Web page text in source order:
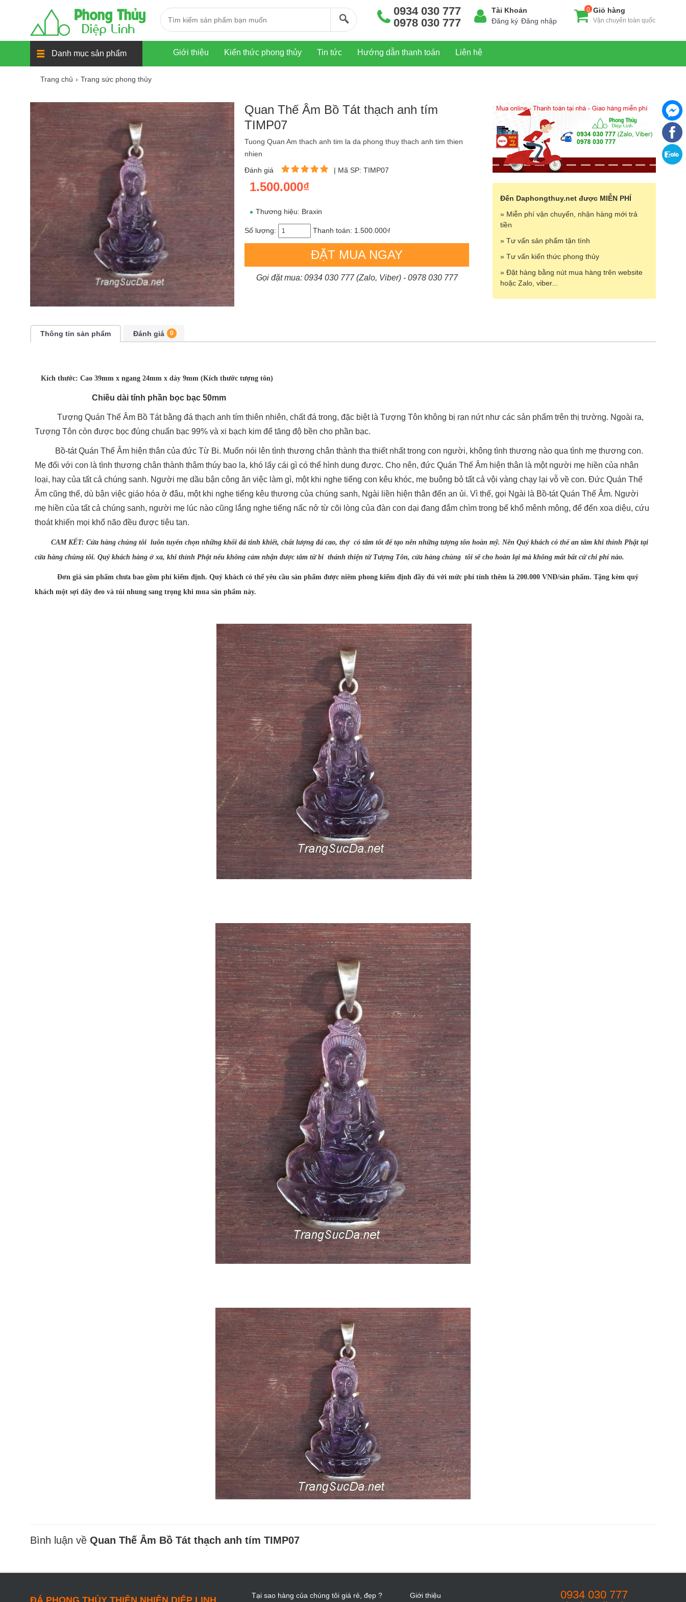
0934 030 777
0978 030 777
Tài Khoản
Đăng ký Đăng nhập
Giỏ hàng
0
Vận chuyển toàn quốc
Danh mục sản phẩm Giới thiệu Kiến thức phong thủy Tin tức Hướng dẫn thanh toán Liên hệ
Trang chủ Trang sức phong thủy
Quan Thế Âm Bồ Tát thạch anh tím
TIMP07
Tuong Quan Am thach anh tim la da phong thuy thach anh tim thien
nhien
Đánh giá
| Mã SP: TIMP07
1.500.000₫
Thương hiệu: Braxin
Số lượng: Thanh toán: 1.500.000₫
ĐẶT MUA NGAY
Gọi đặt mua: 0934 030 777 (Zalo, Viber) - 0978 030 777
Đến Daphongthuy.net được MIỄN PHÍ
» Miễn phí vận chuyển, nhận hàng mới trả
tiền
» Tư vấn sản phẩm tận tình
» Tư vấn kiến thức phong thủy
» Đặt hàng bằng nút mua hàng trên website
hoặc Zalo, viber...
Thông tin sản phẩm Đánh giá 0
Kích thước: Cao 39mm x ngang 24mm x dày 9mm (Kích thước tượng tôn)
Chiều dài tính phần bọc bạc 50mm
Tượng Quán Thế Âm Bồ Tát bằng đá thạch anh tím thiên nhiên, chất đá trong, đặc biệt là Tượng Tôn không bị rạn nứt như các sản phẩm trên thị trường. Ngoài ra,
Tượng Tôn còn được bọc đúng chuẩn bạc 99% và xi bạch kim để tăng độ bền cho phần bạc.
Bồ-tát Quán Thế Âm hiện thân của đức Từ Bi. Muốn nói lên tình thương chân thành tha thiết nhất trong con người, không tình thương nào qua tình mẹ thương con.
Mẹ đối với con là tình thương chân thành thâm thúy bao la, khó lấy cái gì có thể hình dung được. Cho nên, đức Quán Thế Âm hiện thân là một người mẹ hiền của nhân
loại, hay của tất cả chúng sanh. Người mẹ dầu bận công ăn việc làm gì, một khi nghe tiếng con kêu khóc, mẹ buông bỏ tất cả vội vàng chạy lại vỗ về con. Đức Quán Thế
Âm cũng thế, dù bận việc giáo hóa ở đâu, một khi nghe tiếng kêu thương của chúng sanh, Ngài liền hiện thân đến an ủi. Vì thế, gọi Ngài là Bồ-tát Quán Thế Âm. Người
mẹ hiền của tất cả chúng sanh, người mẹ lúc nào cũng lắng nghe tiếng nấc nở từ cõi lòng của đàn con dại đang đắm chìm trong bể khổ mênh mông, để đến xoa diệu, cứu
thoát khiến mọi khổ não đều được tiêu tan.
CAM KẾT: Cửa hàng chúng tôi luôn tuyển chọn những khối đá tinh khiết, chất lượng đá cao, thợ có tâm tốt để tạo nên những tượng tôn hoàn mỹ. Nên Quý khách có thể an tâm khi thỉnh Phật tại
cửa hàng chúng tôi. Quý khách hàng ở xa, khi thỉnh Phật nếu không cảm nhận được tâm từ bi thánh thiện từ Tượng Tôn, cửa hàng chúng tôi sẽ cho hoàn lại mà không mất bất cứ chi phí nào.
Đơn giá sản phẩm chưa bao gồm phí kiểm định. Quý khách có thể yêu cầu sản phẩm được niêm phong kiểm định đầy đủ với mức phí tính thêm là 200.000 VNĐ/sản phẩm. Tặng kèm quý
khách một sợi dây đeo và túi nhung sang trọng khi mua sản phẩm này.
Bình luận về Quan Thế Âm Bồ Tát thạch anh tím TIMP07
ĐÁ PHONG THỦY THIÊN NHIÊN DIỆP LINH Tại sao hàng của chúng tôi giá rẻ, đẹp ? Giới thiệu
0934 030 777